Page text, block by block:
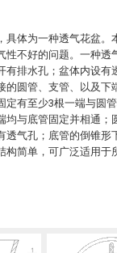
具体为一种透气花盆。
性不好的问题。一种透
有排水孔；盆体内设有
的圆管、支管、以及下
定有至少3根一端与圆
均与底管固定并相通；
透气孔；底管的倒锥形
构简单，可广泛适用于